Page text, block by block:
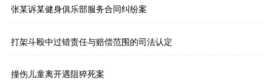
张某诉某健身俱乐部服务合同纠纷案
打架斗殴中过错责任与赔偿范围的司法认定
撞伤儿童离开遇阻猝死案